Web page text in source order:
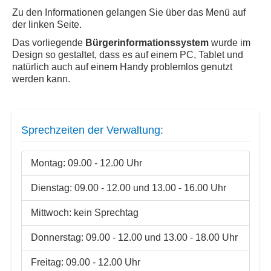
Telefon,
E-
Mail,
Fax
vollständige
Kontaktdaten
Inselstadt
Malchow
Inhaltsverzeichnis
Zu den Informationen gelangen Sie über das Menü auf
der linken Seite.
Das vorliegende Bürgerinformationssystem wurde im
Design so gestaltet, dass es auf einem PC, Tablet und
natürlich auch auf einem Handy problemlos genutzt
werden kann.
Sprechzeiten der Verwaltung:
Montag: 09.00 - 12.00 Uhr
Dienstag: 09.00 - 12.00 und 13.00 - 16.00 Uhr
Mittwoch: kein Sprechtag
Donnerstag: 09.00 - 12.00 und 13.00 - 18.00 Uhr
Freitag: 09.00 - 12.00 Uhr